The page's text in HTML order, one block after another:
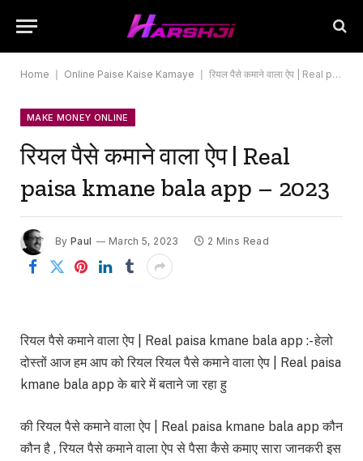
Home Online Paise Kaise Kamaye रियल पैसे कमाने वाला ऐप | Real paisa kmane bala app – 2023
MAKE MONEY ONLINE
रियल पैसे कमाने वाला ऐप | Real
paisa kmane bala app – 2023
By Paul March 5, 2023 2 Mins Read
रियल पैसे कमाने वाला ऐप | Real paisa kmane bala app :- हेलो
दोस्तों आज हम आप को रियल रियल पैसे कमाने वाला ऐप | Real paisa
kmane bala app के बारे में बताने जा रहा हु
की रियल पैसे कमाने वाला ऐप | Real paisa kmane bala app कौन
कौन है , रियल पैसे कमाने वाला ऐप से पैसा कैसे कमाए सारा जानकरी इस